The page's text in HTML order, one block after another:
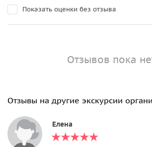
Показать оценки без отзыва
Отзывов пока
Отзывы на другие экскурсии
Елена